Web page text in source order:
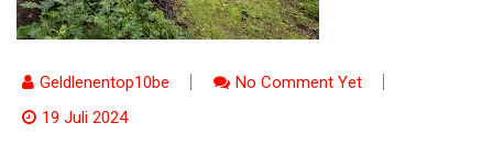
Geldlenentop10be
No Comment Yet
19 Juli 2024